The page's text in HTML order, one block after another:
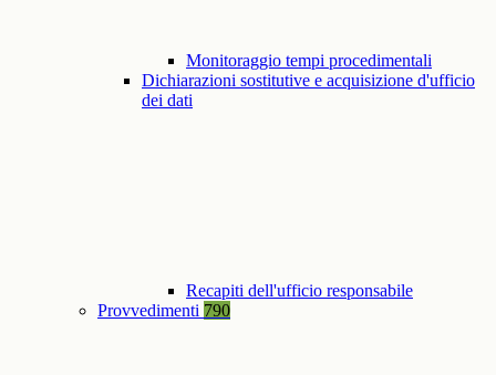
Monitoraggio tempi procedimentali
Dichiarazioni sostitutive e acquisizione d'ufficio
dei dati
Recapiti dell'ufficio responsabile
Provvedimenti 790